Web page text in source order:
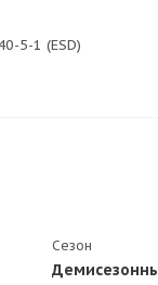
5-1 (ESD)
Сезон